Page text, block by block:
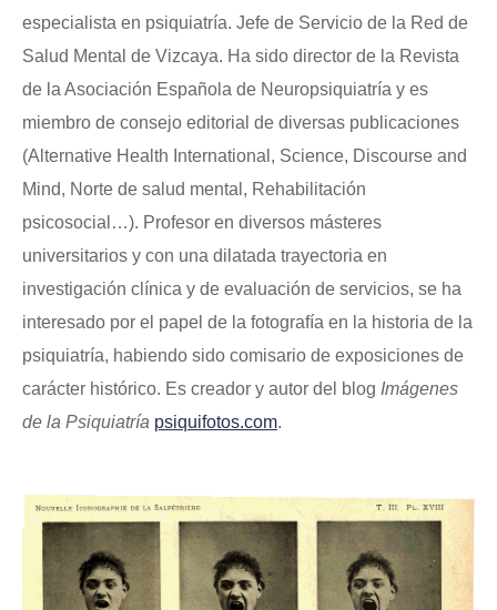
especialista en psiquiatría. Jefe de Servicio de la Red de
Salud Mental de Vizcaya. Ha sido director de la Revista
de la Asociación Española de Neuropsiquiatría y es
miembro de consejo editorial de diversas publicaciones
(Alternative Health International, Science, Discourse and
Mind, Norte de salud mental, Rehabilitación
psicosocial…). Profesor en diversos másteres
universitarios y con una dilatada trayectoria en
investigación clínica y de evaluación de servicios, se ha
interesado por el papel de la fotografía en la historia de la
psiquiatría, habiendo sido comisario de exposiciones de
carácter histórico. Es creador y autor del blog Imágenes
de la Psiquiatría psiquifotos.com.